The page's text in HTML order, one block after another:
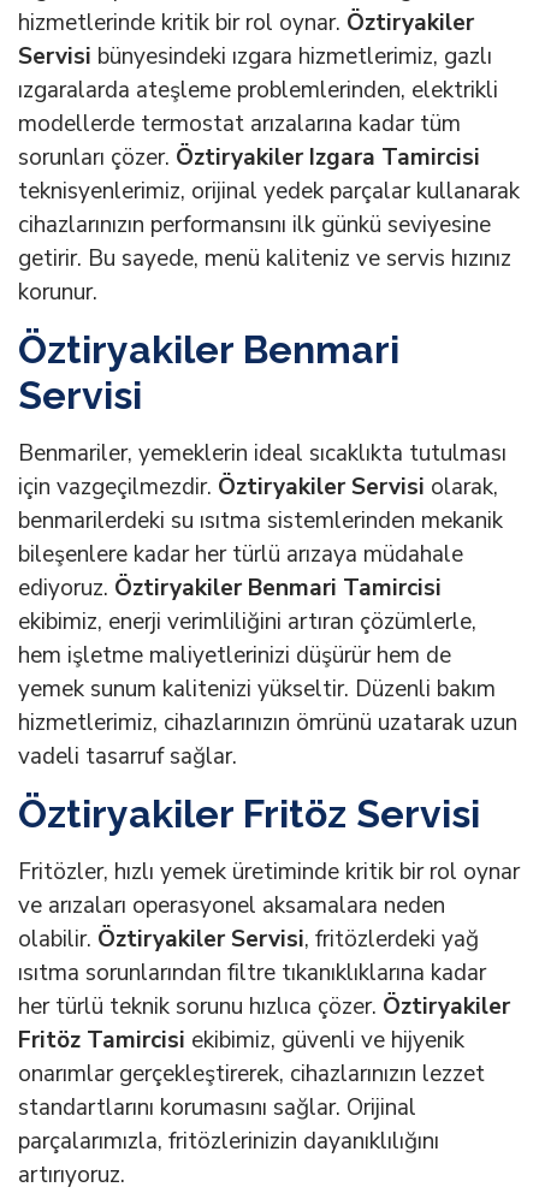
hizmetlerinde kritik bir rol oynar. Öztiryakiler
Servisi bünyesindeki ızgara hizmetlerimiz, gazlı
ızgaralarda ateşleme problemlerinden, elektrikli
modellerde termostat arızalarına kadar tüm
sorunları çözer. Öztiryakiler Izgara Tamircisi
teknisyenlerimiz, orijinal yedek parçalar kullanarak
cihazlarınızın performansını ilk günkü seviyesine
getirir. Bu sayede, menü kaliteniz ve servis hızınız
korunur.
Öztiryakiler Benmari
Servisi
Benmariler, yemeklerin ideal sıcaklıkta tutulması
için vazgeçilmezdir. Öztiryakiler Servisi olarak,
benmarilerdeki su ısıtma sistemlerinden mekanik
bileşenlere kadar her türlü arızaya müdahale
ediyoruz. Öztiryakiler Benmari Tamircisi
ekibimiz, enerji verimliliğini artıran çözümlerle,
hem işletme maliyetlerinizi düşürür hem de
yemek sunum kalitenizi yükseltir. Düzenli bakım
hizmetlerimiz, cihazlarınızın ömrünü uzatarak uzun
vadeli tasarruf sağlar.
Öztiryakiler Fritöz Servisi
Fritözler, hızlı yemek üretiminde kritik bir rol oynar
ve arızaları operasyonel aksamalara neden
olabilir. Öztiryakiler Servisi, fritözlerdeki yağ
ısıtma sorunlarından filtre tıkanıklıklarına kadar
her türlü teknik sorunu hızlıca çözer. Öztiryakiler
Fritöz Tamircisi ekibimiz, güvenli ve hijyenik
onarımlar gerçekleştirerek, cihazlarınızın lezzet
standartlarını korumasını sağlar. Orijinal
parçalarımızla, fritözlerinizin dayanıklılığını
artırıyoruz.